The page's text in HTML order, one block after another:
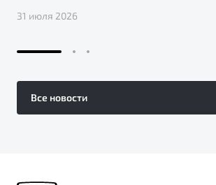
31 июля 2026
Все новости